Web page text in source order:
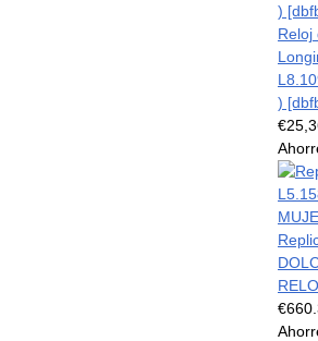
Reloj
)